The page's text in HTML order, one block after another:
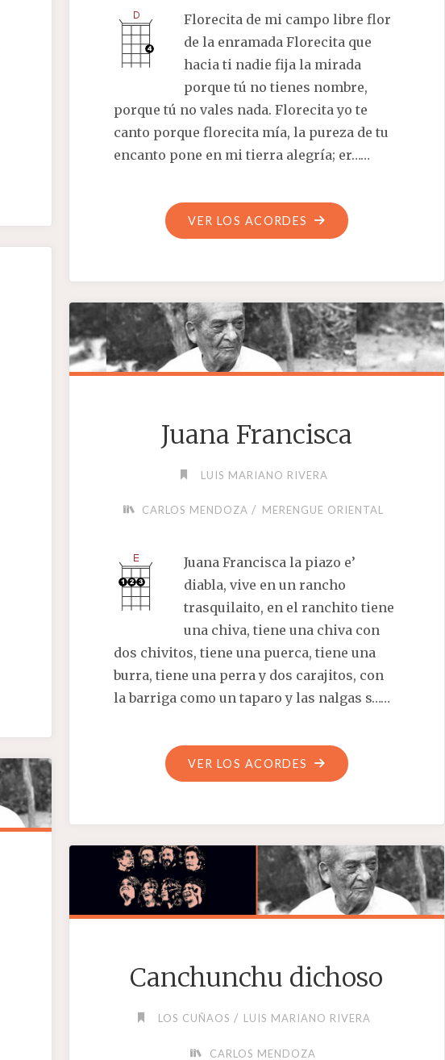
Florecita de mi campo libre flor
de la enramada Florecita que
hacia ti nadie fija la mirada
porque tú no tienes nombre,
porque tú no vales nada. Florecita yo te
canto porque florecita mía, la pureza de tu
encanto pone en mi tierra alegría; er……
VER LOS ACORDES "FLORECITA"
Juana Francisca
LUIS MARIANO RIVERA
CARLOS MENDOZA / MERENGUE ORIENTAL
Juana Francisca la piazo e’
diabla, vive en un rancho
trasquilaito, en el ranchito tiene
una chiva, tiene una chiva con
dos chivitos, tiene una puerca, tiene una
burra, tiene una perra y dos carajitos, con
la barriga como un taparo y las nalgas s……
VER LOS ACORDES
"JUANA
FRANCISCA"
Canchunchu dichoso
LOS CUÑAOS / LUIS MARIANO RIVERA
CARLOS MENDOZA